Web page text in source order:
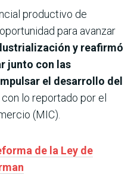
productivo de
para avanzar
y reafirmó
junto con las
el desarrollo del
lo reportado por el
(MIC).
de la Ley de